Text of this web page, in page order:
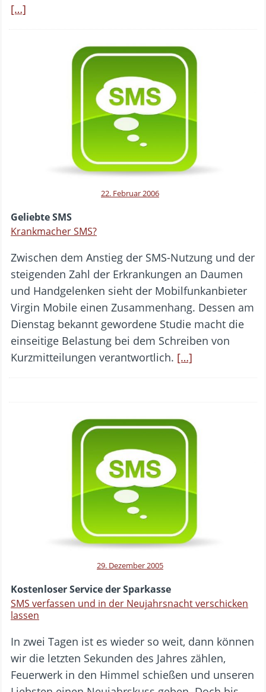
[…]
22. Februar 2006
Geliebte SMS
Krankmacher SMS?
Zwischen dem Anstieg der SMS-Nutzung und der
steigenden Zahl der Erkrankungen an Daumen
und Handgelenken sieht der Mobilfunkanbieter
Virgin Mobile einen Zusammenhang. Dessen am
Dienstag bekannt gewordene Studie macht die
einseitige Belastung bei dem Schreiben von
Kurzmitteilungen verantwortlich. […]
29. Dezember 2005
Kostenloser Service der Sparkasse
SMS verfassen und in der Neujahrsnacht verschicken
lassen
In zwei Tagen ist es wieder so weit, dann können
wir die letzten Sekunden des Jahres zählen,
Feuerwerk in den Himmel schießen und unseren